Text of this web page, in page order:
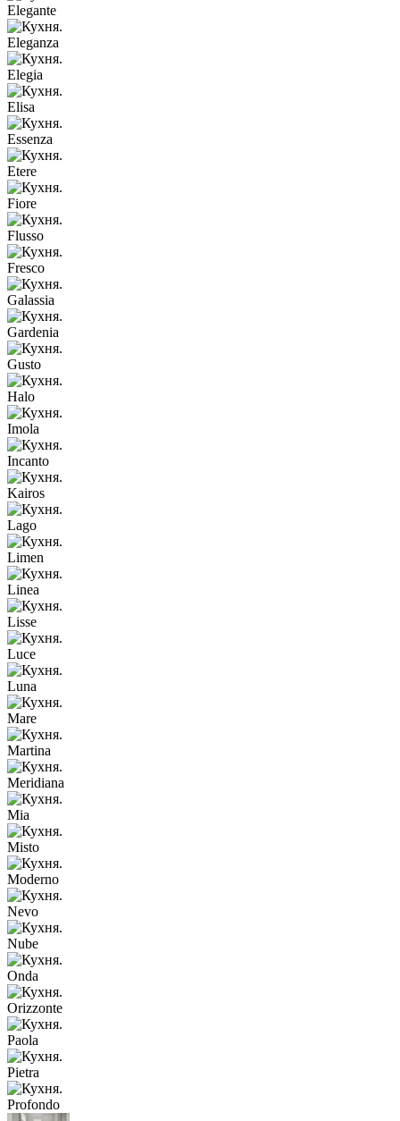
Elegante
Eleganza
Elegia
Elisa
Essenza
Etere
Fiore
Flusso
Fresco
Galassia
Gardenia
Gusto
Halo
Imola
Incanto
Kairos
Lago
Limen
Linea
Lisse
Luce
Luna
Mare
Martina
Meridiana
Mia
Misto
Moderno
Nevo
Nube
Onda
Orizzonte
Paola
Pietra
Profondo